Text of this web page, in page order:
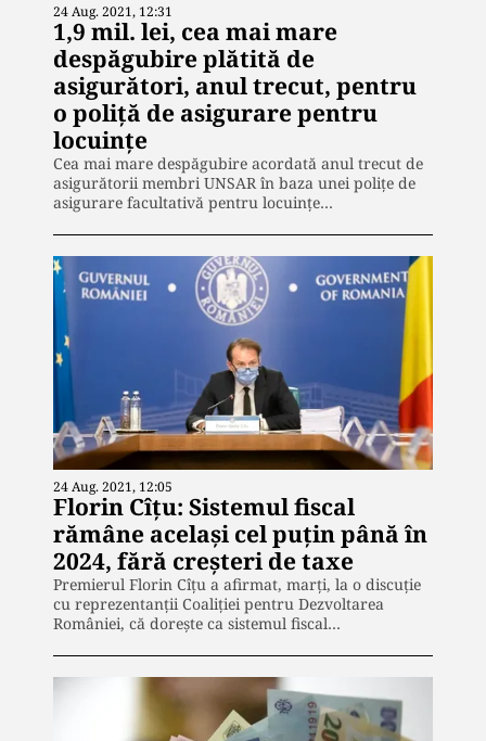
24 Aug. 2021, 12:31
1,9 mil. lei, cea mai mare
despăgubire plătită de
asigurători, anul trecut, pentru
o poliţă de asigurare pentru
locuinţe
Cea mai mare despăgubire acordată anul trecut de
asigurătorii membri UNSAR în baza unei poliţe de
asigurare facultativă pentru locuinţe…
24 Aug. 2021, 12:05
Florin Cîțu: Sistemul fiscal
rămâne același cel puțin până în
2024, fără creșteri de taxe
Premierul Florin Cîţu a afirmat, marţi, la o discuţie
cu reprezentanţii Coaliţiei pentru Dezvoltarea
României, că doreşte ca sistemul fiscal…